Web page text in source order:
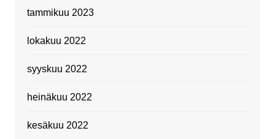
tammikuu 2023
lokakuu 2022
syyskuu 2022
heinäkuu 2022
kesäkuu 2022